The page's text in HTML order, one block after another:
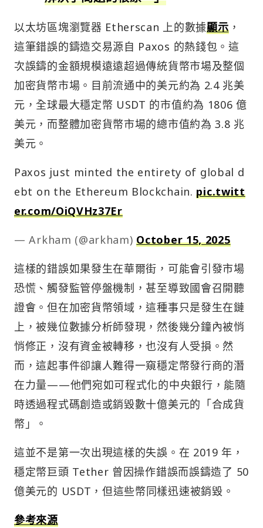
以太坊區塊瀏覽器 Etherscan 上的數據顯示，
這筆錯誤的鑄造交易源自 Paxos 的熱錢包。這
次誤鑄的金額規模遠遠超過傳統貨幣市場及整個
加密貨幣市場。目前流通中的美元約為 2.4 兆美
元，全球最大穩定幣 USDT 的市值約為 1806 億
美元，而整體加密貨幣市場的總市值約為 3.8 兆
美元。
Paxos just minted the entirety of global d
ebt on the Ethereum Blockchain.pic.twitt
er.com/OiQVHz37Er
— Arkham (@arkham)October 15, 2025
這樣的錯誤如果發生在華爾街，可能會引發市場
恐慌、觸發監管停盤機制，甚至導致國會召開聽
證會。但在加密貨幣領域，這種事只是發生在鏈
上，被幾位數據分析師發現，然後幾分鐘內被悄
悄修正，沒有資金被轉移，也沒有人受損。然
而，這起事件卻讓人難得一窺穩定幣發行商的潛
在力量——他們宛如可程式化的中央銀行，能隨
時透過程式碼創造或銷毀數十億美元的「合成貨
幣」。
這並不是第一次出現這樣的失誤。在 2019 年，
穩定幣巨頭 Tether 曾因操作錯誤而誤鑄造了 50
億美元的 USDT，但這些幣同樣迅速被銷毀。
參考來源